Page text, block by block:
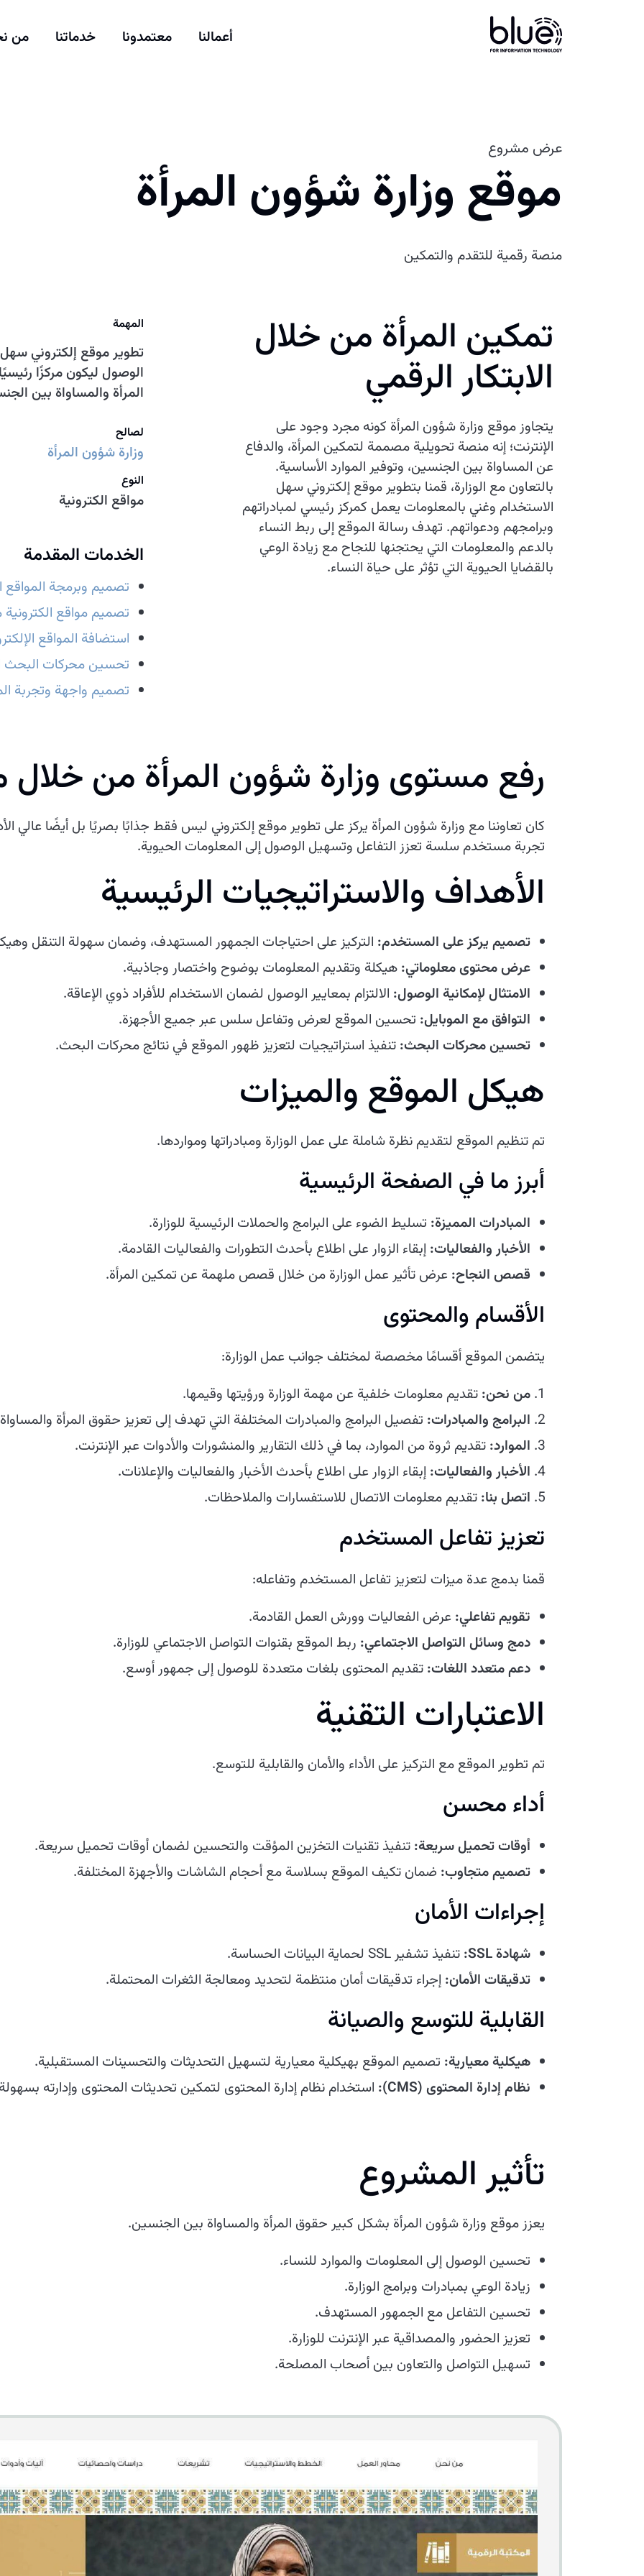
أعمالنا معتمدونا خدماتنا من
عرض مشروع
موقع وزارة شؤون المرأة
منصة رقمية للتقدم والتمكين
تمكين المرأة من خلال
الابتكار الرقمي
يتجاوز موقع وزارة شؤون المرأة كونه مجرد وجود على
الإنترنت؛ إنه منصة تحويلية مصممة لتمكين المرأة، والدفاع
عن المساواة بين الجنسين، وتوفير الموارد الأساسية.
بالتعاون مع الوزارة، قمنا بتطوير موقع إلكتروني سهل
الاستخدام وغني بالمعلومات يعمل كمركز رئيسي لمبادراتهم
وبرامجهم ودعواتهم. تهدف رسالة الموقع إلى ربط النساء
بالدعم والمعلومات التي يحتجنها للنجاح مع زيادة الوعي
بالقضايا الحيوية التي تؤثر على حياة النساء.
المهمة
تطوير موقع إلكتروني
الوصول ليكون مركزًا
المرأة والمساواة بين
لصالح
وزارة شؤون المرأة
النوع
مواقع الكترونية
الخدمات المقدمة
تصميم وبرمجة المواقع
تصميم مواقع الكترونية
استضافة المواقع
تحسين محركات البحث
تصميم واجهة وتجربة
رفع مستوى وزارة شؤون المرأة من
كان تعاوننا مع وزارة شؤون المرأة يركز على تطوير موقع إلكتروني ليس فقط جذابًا بصريًا بل أيضًا عالي
تجربة مستخدم سلسة تعزز التفاعل وتسهيل الوصول إلى المعلومات الحيوية.
الأهداف والاستراتيجيات الرئيسية
تصميم يركز على المستخدم: التركيز على احتياجات الجمهور المستهدف، وضمان سهولة التنقل
عرض محتوى معلوماتي: هيكلة وتقديم المعلومات بوضوح واختصار وجاذبية.
الامتثال لإمكانية الوصول: الالتزام بمعايير الوصول لضمان الاستخدام للأفراد ذوي الإعاقة.
التوافق مع الموبايل: تحسين الموقع لعرض وتفاعل سلس عبر جميع الأجهزة.
تحسين محركات البحث: تنفيذ استراتيجيات لتعزيز ظهور الموقع في نتائج محركات البحث.
هيكل الموقع والميزات
تم تنظيم الموقع لتقديم نظرة شاملة على عمل الوزارة ومبادراتها ومواردها.
أبرز ما في الصفحة الرئيسية
المبادرات المميزة: تسليط الضوء على البرامج والحملات الرئيسية للوزارة.
الأخبار والفعاليات: إبقاء الزوار على اطلاع بأحدث التطورات والفعاليات القادمة.
قصص النجاح: عرض تأثير عمل الوزارة من خلال قصص ملهمة عن تمكين المرأة.
الأقسام والمحتوى
يتضمن الموقع أقسامًا مخصصة لمختلف جوانب عمل الوزارة:
من نحن: تقديم معلومات خلفية عن مهمة الوزارة ورؤيتها وقيمها.
البرامج والمبادرات: تفصيل البرامج والمبادرات المختلفة التي تهدف إلى تعزيز حقوق المرأة
الموارد: تقديم ثروة من الموارد، بما في ذلك التقارير والمنشورات والأدوات عبر الإنترنت.
الأخبار والفعاليات: إبقاء الزوار على اطلاع بأحدث الأخبار والفعاليات والإعلانات.
اتصل بنا: تقديم معلومات الاتصال للاستفسارات والملاحظات.
تعزيز تفاعل المستخدم
قمنا بدمج عدة ميزات لتعزيز تفاعل المستخدم وتفاعله:
تقويم تفاعلي: عرض الفعاليات وورش العمل القادمة.
دمج وسائل التواصل الاجتماعي: ربط الموقع بقنوات التواصل الاجتماعي للوزارة.
دعم متعدد اللغات: تقديم المحتوى بلغات متعددة للوصول إلى جمهور أوسع.
الاعتبارات التقنية
تم تطوير الموقع مع التركيز على الأداء والأمان والقابلية للتوسع.
أداء محسن
أوقات تحميل سريعة: تنفيذ تقنيات التخزين المؤقت والتحسين لضمان أوقات تحميل سريعة.
تصميم متجاوب: ضمان تكيف الموقع بسلاسة مع أحجام الشاشات والأجهزة المختلفة.
إجراءات الأمان
شهادة SSL:
تنفيذ تشفير SSL لحماية البيانات الحساسة.
تدقيقات الأمان: إجراء تدقيقات أمان منتظمة لتحديد ومعالجة الثغرات المحتملة.
القابلية للتوسع والصيانة
هيكلية معيارية: تصميم الموقع بهيكلية معيارية لتسهيل التحديثات والتحسينات المستقبلية.
نظام إدارة المحتوى (CMS):
استخدام نظام إدارة المحتوى لتمكين تحديثات المحتوى وإدارته
تأثير المشروع
يعزز موقع وزارة شؤون المرأة بشكل كبير حقوق المرأة والمساواة بين الجنسين.
تحسين الوصول إلى المعلومات والموارد للنساء.
زيادة الوعي بمبادرات وبرامج الوزارة.
تحسين التفاعل مع الجمهور المستهدف.
تعزيز الحضور والمصداقية عبر الإنترنت للوزارة.
تسهيل التواصل والتعاون بين أصحاب المصلحة.